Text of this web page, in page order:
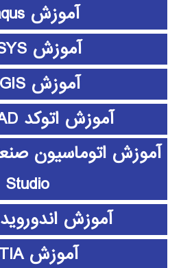
آموزش abaqus
آموزش ANSYS
آموزش ArcGIS
آموزش اتوکد AUTOCAD
Studio
آموزش اندوروید android
آموزش CATIA